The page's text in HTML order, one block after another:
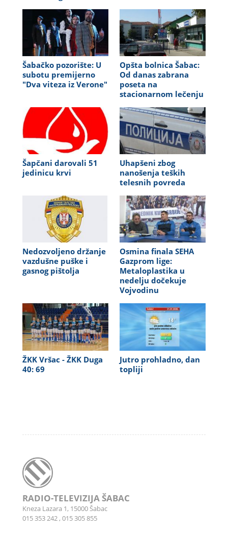
Šabačko pozorište: U
subotu premijerno
"Dva viteza iz Verone"
Opšta bolnica Šabac:
Od danas zabrana
poseta na
stacionarnom lečenju
Šapčani darovali 51
jedinicu krvi
Uhapšeni zbog
nanošenja teških
telesnih povreda
Nedozvoljeno držanje
vazdušne puške i
gasnog pištolja
Osmina finala SEHA
Gazprom lige:
Metaloplastika u
nedelju dočekuje
Vojvodinu
ŽKK Vršac - ŽKK Duga
40: 69
Jutro prohladno, dan
topliji
RADIO-TELEVIZIJA ŠABAC
Kneza Lazara 1, 15000 Šabac
015 353 242, 015 305 855